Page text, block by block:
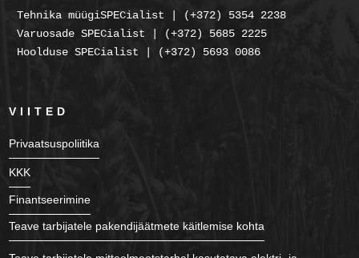
Tehnika müügiSPECialist | (+372) 5354 2238
Varuosade SPECialist | (+372) 5685 2225
Hoolduse SPECialist | (+372) 5693 0086
VIITED
Privaatsuspoliitika
KKK
Finantseerimine
Teave tarbijatele pakendijäätmete käitlemise kohta